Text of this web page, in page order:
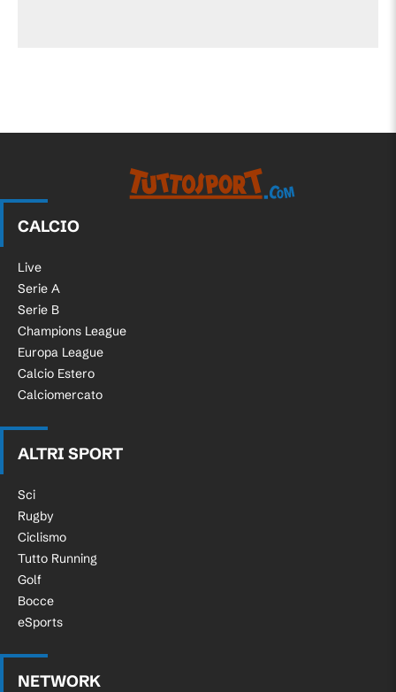
CALCIO
Live
Serie A
Serie B
Champions League
Europa League
Calcio Estero
Calciomercato
ALTRI SPORT
Sci
Rugby
Ciclismo
Tutto Running
Golf
Bocce
eSports
NETWORK